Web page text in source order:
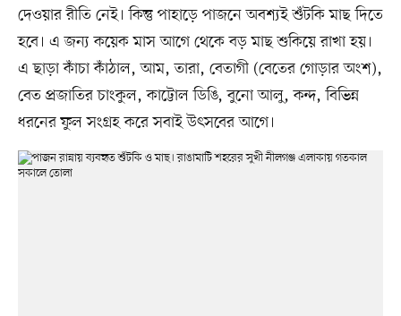
দেওয়ার রীতি নেই। কিন্তু পাহাড়ে পাজনে অবশ্যই শুঁটকি মাছ দিতে
হবে। এ জন্য কয়েক মাস আগে থেকে বড় মাছ শুকিয়ে রাখা হয়।
এ ছাড়া কাঁচা কাঁঠাল, আম, তারা, বেতাগী (বেতের গোড়ার অংশ),
বেত প্রজাতির চাংকুল, কাট্টোল ডিঙি, বুনো আলু, কন্দ, বিভিন্ন
ধরনের ফুল সংগ্রহ করে সবাই উৎসবের আগে।